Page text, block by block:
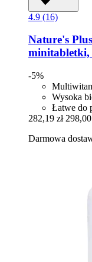
4.9 (16)
Nature's Plus
minitabletki,
-5%
Wysoka
Łatwe do
282,19 zł 298,00
Darmowa